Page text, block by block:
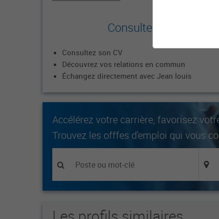
Consultez le profil
Consultez son CV
Découvrez vos relations en commun
Échangez directement avec Jean louis
Accélérez votre carrière, favorisez
Trouvez les offfes d'emploi qui vous